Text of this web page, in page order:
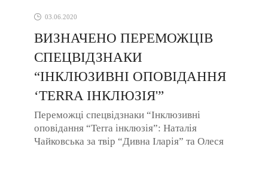
03.06.2020
ВИЗНАЧЕНО ПЕРЕМОЖЦІВ
СПЕЦВІДЗНАКИ
“ІНКЛЮЗИВНІ ОПОВІДАННЯ
‘TERRA ІНКЛЮЗІЯ'”
Переможці спецвідзнаки “Інклюзивні
оповідання “Terra інклюзія”: Наталія
Чайковська за твір “Дивна Іларія” та Олеся